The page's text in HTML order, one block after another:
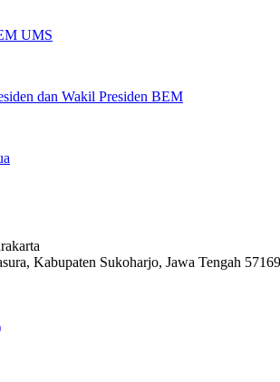
UMS
dan Wakil Presiden BEM
Kabupaten Sukoharjo, Jawa Tengah 57169